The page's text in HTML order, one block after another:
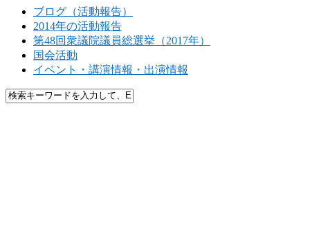
ブログ（活動報告）
2014年の活動報告
第48回衆議院議員総選挙（2017年）
国会活動
イベント・講演情報・出演情報